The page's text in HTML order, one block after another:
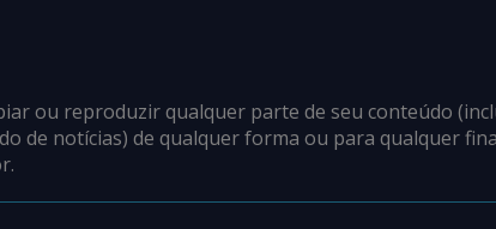
ou reproduzir qualquer parte de seu conteúdo
de notícias) de qualquer forma ou para qualquer